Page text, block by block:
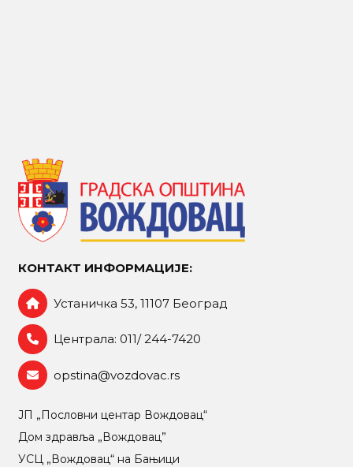
КОНТАКТ ИНФОРМАЦИЈЕ:
Устаничка 53, 11107 Београд
Централа: 011/ 244-7420
opstina@vozdovac.rs
ЈП „Пословни центар Вождовац“
Дом здравља „Вождовац”
УСЦ „Вождовац“ на Бањици